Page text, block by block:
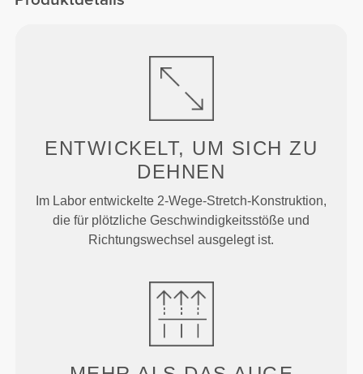
ENTWICKELT, UM SICH ZU
DEHNEN
Im Labor entwickelte 2-Wege-Stretch-Konstruktion,
die für plötzliche Geschwindigkeitsstöße und
Richtungswechsel ausgelegt ist.